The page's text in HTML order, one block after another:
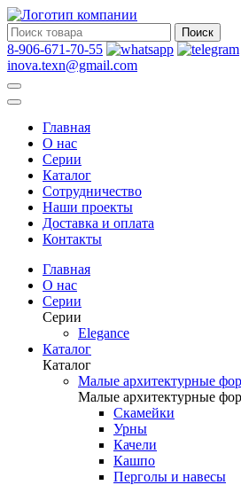
Поиск
8-906-671-70-55
inova.texn@gmail.com
Главная
О нас
Серии
Каталог
Сотрудничество
Наши проекты
Доставка и оплата
Контакты
Главная
О нас
Серии
Серии
Elegance
Каталог
Каталог
Малые архитектурные
Малые архитектурные
Скамейки
Урны
Качели
Кашпо
Перголы и навесы